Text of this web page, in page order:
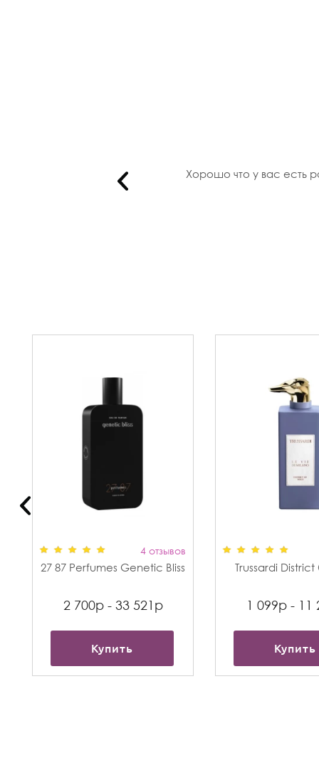
Хорошо что у вас есть
4 отзывов
27 87 Perfumes Genetic Bliss
2 700р - 33 521р
Купить
Trussardi
1 099р - 11
Купить